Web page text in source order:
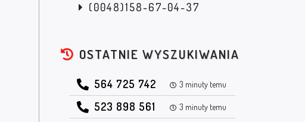
(0048)158-67-04-37
OSTATNIE WYSZUKIWANIA
564 725 742 3 minuty temu
523 898 561 3 minuty temu